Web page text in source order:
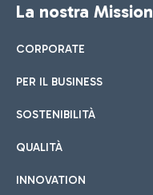
La nostra Mission
CORPORATE
PER IL BUSINESS
SOSTENIBILITÀ
QUALITÀ
INNOVATION